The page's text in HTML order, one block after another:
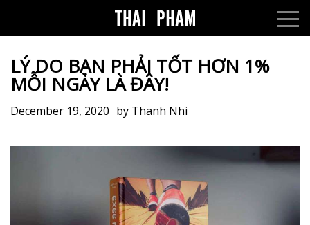
LÝ DO BẠN PHẢI TỐT HƠN 1%
MỖI NGÀY LÀ ĐÂY!
December 19, 2020 by Thanh Nhi